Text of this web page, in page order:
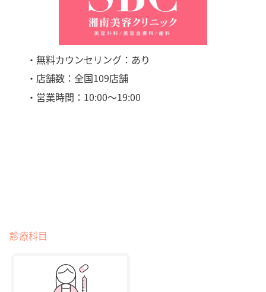
・無料カウンセリング：あり
・店舗数：全国109店舗
・営業時間：10:00〜19:00
診療科目